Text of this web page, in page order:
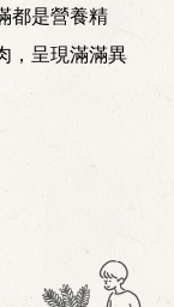
都是營養精
，呈現滿滿異